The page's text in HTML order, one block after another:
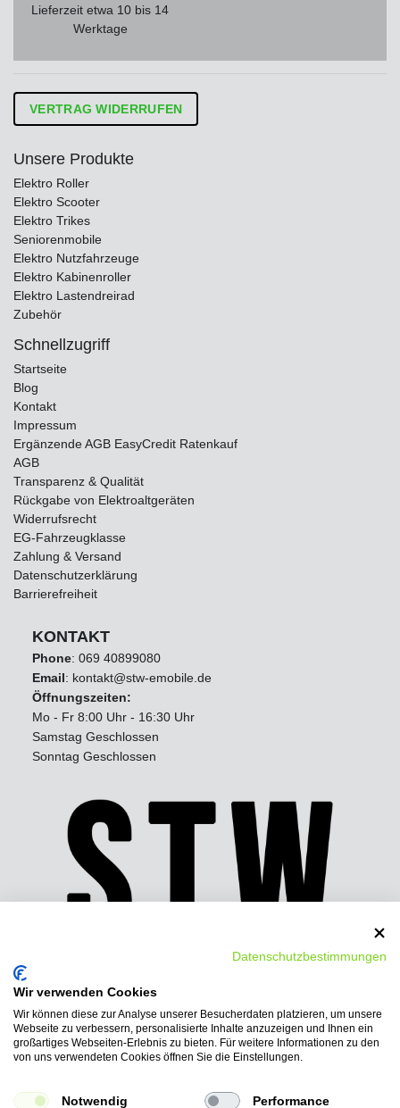
Lieferzeit etwa 10 bis 14
Werktage
VERTRAG WIDERRUFEN
Unsere Produkte
Elektro Roller
Elektro Scooter
Elektro Trikes
Seniorenmobile
Elektro Nutzfahrzeuge
Elektro Kabinenroller
Elektro Lastendreirad
Zubehör
Schnellzugriff
Startseite
Blog
Kontakt
Impressum
Ergänzende AGB EasyCredit Ratenkauf
AGB
Transparenz & Qualität
Rückgabe von Elektroaltgeräten
Widerrufsrecht
EG-Fahrzeugklasse
Zahlung & Versand
Datenschutzerklärung
Barrierefreiheit
KONTAKT
Phone: 069 40899080
Email: kontakt@stw-emobile.de
Öffnungszeiten:
Mo - Fr 8:00 Uhr - 16:30 Uhr
Samstag Geschlossen
Sonntag Geschlossen
Wir bieten folgende
Bezahlmöglichkeiten:
AmazonPay, Barzahlung
Datenschutzbestimmungen
Wir verwenden Cookies
Wir können diese zur Analyse unserer Besucherdaten platzieren, um unsere
Webseite zu verbessern, personalisierte Inhalte anzuzeigen und Ihnen ein
großartiges Webseiten-Erlebnis zu bieten. Für weitere Informationen zu den
von uns verwendeten Cookies öffnen Sie die Einstellungen.
Notwendig Performance